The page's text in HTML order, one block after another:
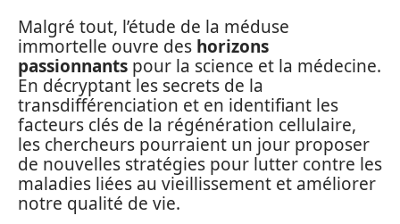
Malgré tout, l’étude de la méduse
immortelle ouvre des horizons
passionnants pour la science et la médecine.
En décryptant les secrets de la
transdifférenciation et en identifiant les
facteurs clés de la régénération cellulaire,
les chercheurs pourraient un jour proposer
de nouvelles stratégies pour lutter contre les
maladies liées au vieillissement et améliorer
notre qualité de vie.